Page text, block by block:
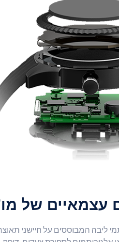
עצמאיים של
ליבה המבוססים על חיישני